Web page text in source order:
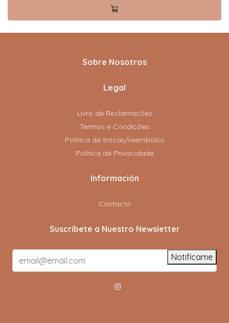
Sobre Nosotros
Legal
Livro de Reclamações
Termos e Condições
Politica de trocas/reembolso
Política de Privacidade
Información
Contacto
Suscríbete a Nuestro Newsletter
Notifícame